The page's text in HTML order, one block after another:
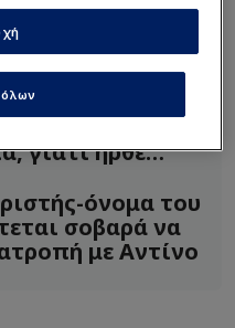
μεγάλη
γιατί ήρθε
όνομα του
σοβαρά να
με Αντίνο